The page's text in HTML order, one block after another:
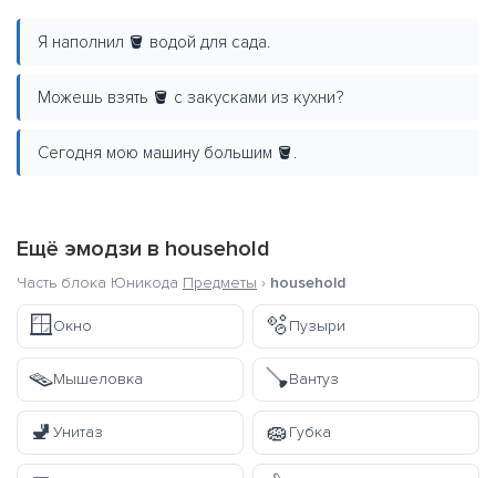
Я наполнил 🪣 водой для сада.
Можешь взять 🪣 с закусками из кухни?
Сегодня мою машину большим 🪣.
Ещё эмодзи в household
Часть блока Юникода Предметы › household
🪟Окно 🫧Пузыри
🪤Мышеловка 🪠Вантуз
🚽 Унитаз 🧽Губка